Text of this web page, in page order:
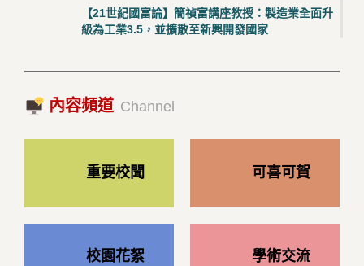
【21世紀國富論】簡禎富講座教授：製造業全面升
級為工業3.5，並擴散至新興開發國家
2023/10/18|推薦閱讀
內容頻道 Channel
重要校聞 可喜可賀
校園花絮 學術交流